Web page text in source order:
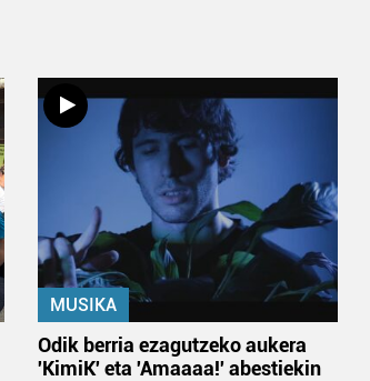
MUSIKA
Odik berria ezagutzeko aukera
'KimiK' eta 'Amaaaa!' abestiekin